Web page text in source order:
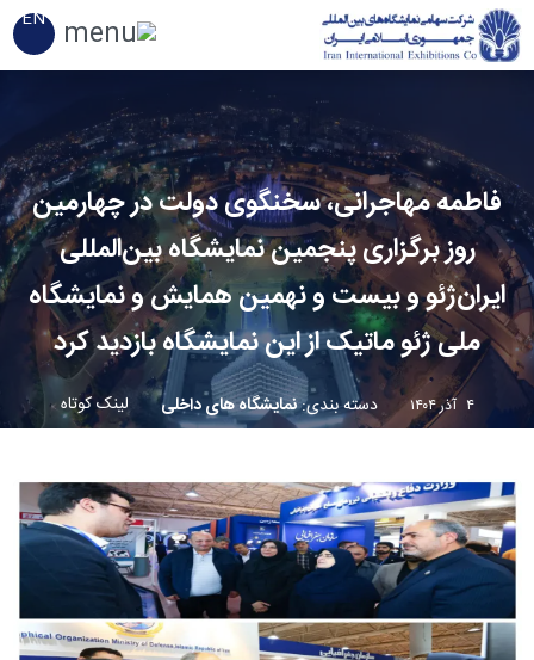
EN
فاطمه مهاجرانی، سخنگوی دولت در چهارمین
روز برگزاری پنجمین نمایشگاه بین‌المللی
ایران‌ژئو و بیست و نهمین همایش و نمایشگاه
ملی ژئو ماتیک از این نمایشگاه بازدید کرد
۴ آذر ۱۴۰۴ دسته بندی:نمایشگاه های داخلی لینک کوتاه